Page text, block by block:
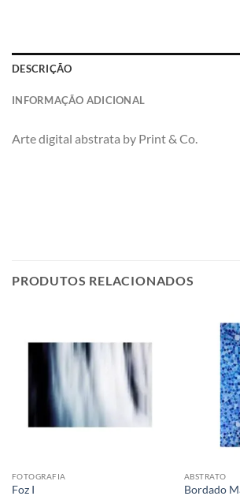
DESCRIÇÃO
INFORMAÇÃO ADICIONAL
Arte digital abstrata by Print & Co.
PRODUTOS RELACIONADOS
FOTOGRAFIA
Foz I
ABSTRATO
Bordado